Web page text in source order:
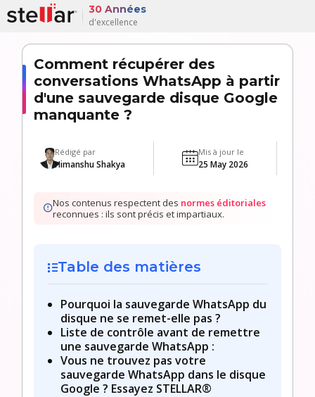
30 Années
d'excellence
Comment récupérer des
conversations WhatsApp à partir
d'une sauvegarde disque Google
manquante ?
Rédigé par
Himanshu Shakya
Mis à jour le
25 May 2026
Nos contenus respectent des normes éditoriales
reconnues : ils sont précis et impartiaux.
Table des matières
Pourquoi la sauvegarde WhatsApp du
disque ne se remet-elle pas ?
Liste de contrôle avant de remettre
une sauvegarde WhatsApp :
Vous ne trouvez pas votre
sauvegarde WhatsApp dans le disque
Google ? Essayez STELLAR®